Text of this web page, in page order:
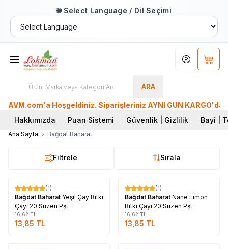
🌐 Select Language / Dil Seçimi
ARA
Hesabım
Hoşgeldiniz. Siparişleriniz AYNI GÜN KARGO'da.
Hakkımızda
Puan Sistemi Güvenlik | Gizlilik Bayi |
Ana Sayfa Bağdat Baharat
Filtrele Sırala
%17
(1)
Bağdat Baharat Yeşil Çay Bitki
Çayı 20 Süzen Pşt
16,62TL
13,85 TL
%17
(1)
Bağdat Baharat Nane Limon
Bitki Çayı 20 Süzen Pşt
16,62TL
13,85 TL